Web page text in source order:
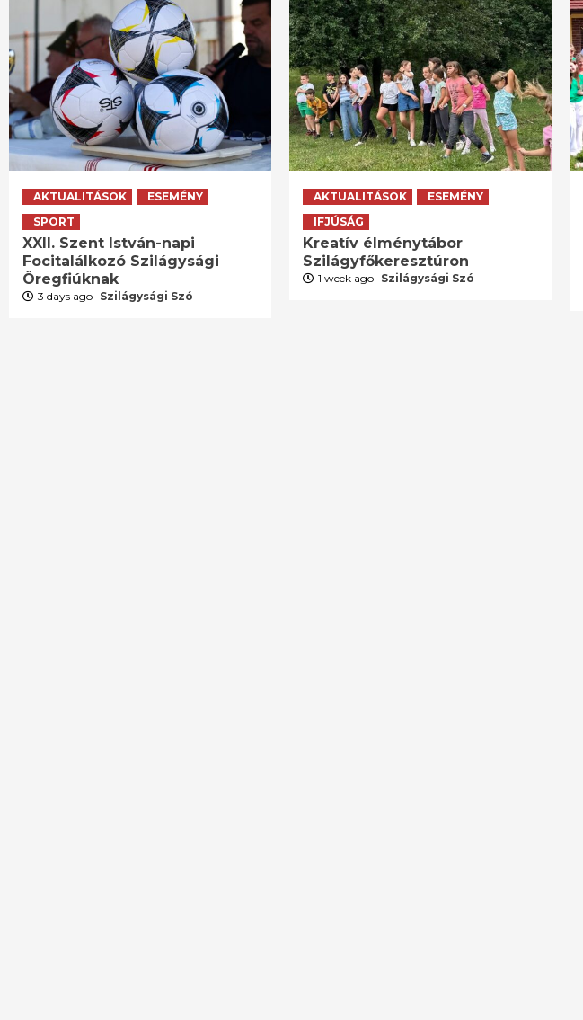
AKTUALITÁSOK
ESEMÉNY
SPORT
XXII. Szent István-napi
Focitalálkozó Szilágysági
Öregfiúknak
3 days ago Szilágysági Szó
AKTUALITÁSOK
ESEMÉNY
IFJÚSÁG
Kreatív élménytábor
Szilágyfőkeresztúron
1 week ago Szilágysági Szó